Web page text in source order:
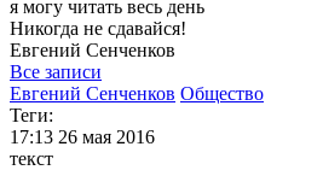
я могу читать весь день
Никогда не сдавайся!
Евгений Сенченков
Все записи
Евгений Сенченков Общество
Теги:
17:13 26 мая 2016
текст